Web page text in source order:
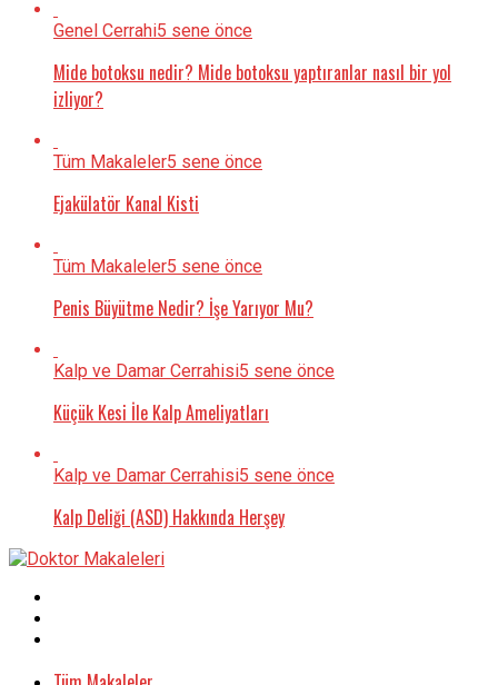
Genel Cerrahi5 sene önce
Mide botoksu nedir? Mide botoksu yaptıranlar nasıl bir yol
izliyor?
Tüm Makaleler5 sene önce
Ejakülatör Kanal Kisti
Tüm Makaleler5 sene önce
Penis Büyütme Nedir? İşe Yarıyor Mu?
Kalp ve Damar Cerrahisi5 sene önce
Küçük Kesi İle Kalp Ameliyatları
Kalp ve Damar Cerrahisi5 sene önce
Kalp Deliği (ASD) Hakkında Herşey